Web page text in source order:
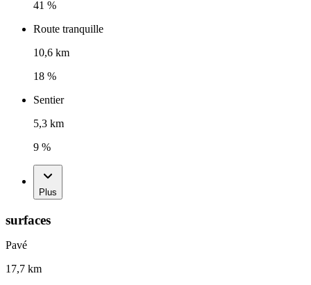
41 %
Route tranquille
10,6 km
18 %
Sentier
5,3 km
9 %
Plus
surfaces
Pavé
17,7 km